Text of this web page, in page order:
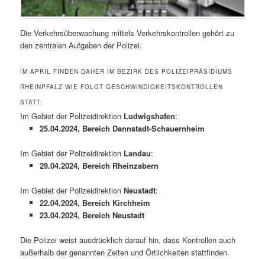
Die Verkehrsüberwachung mittels Verkehrskontrollen gehört zu
den zentralen Aufgaben der Polizei.
IM APRIL FINDEN DAHER IM BEZIRK DES POLIZEIPRÄSIDIUMS
RHEINPFALZ WIE FOLGT GESCHWINDIGKEITSKONTROLLEN
STATT:
Im Gebiet der Polizeidirektion Ludwigshafen:
25.04.2024, Bereich Dannstadt-Schauernheim
Im Gebiet der Polizeidirektion Landau:
29.04.2024, Bereich Rheinzabern
Im Gebiet der PolizeidirektionNeustadt:
22.04.2024, Bereich Kirchheim
23.04.2024, Bereich Neustadt
Die Polizei weist ausdrücklich darauf hin, dass Kontrollen auch
außerhalb der genannten Zeiten und Örtlichkeiten stattfinden.